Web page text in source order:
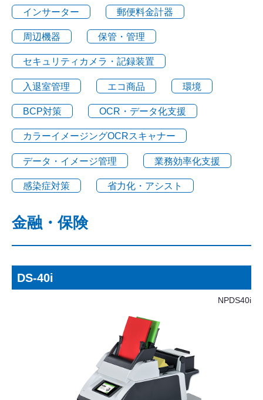
インサーター 郵便料金計器
周辺機器 保管・管理
セキュリティカメラ・記録装置
入退室管理 エコ商品 環境
BCP対策 OCR・データ化支援
カラーイメージングOCRスキャナー
データ・イメージ管理 業務効率化支援
感染症対策 省力化・アシスト
金融・保険
DS-40i
NPDS40i